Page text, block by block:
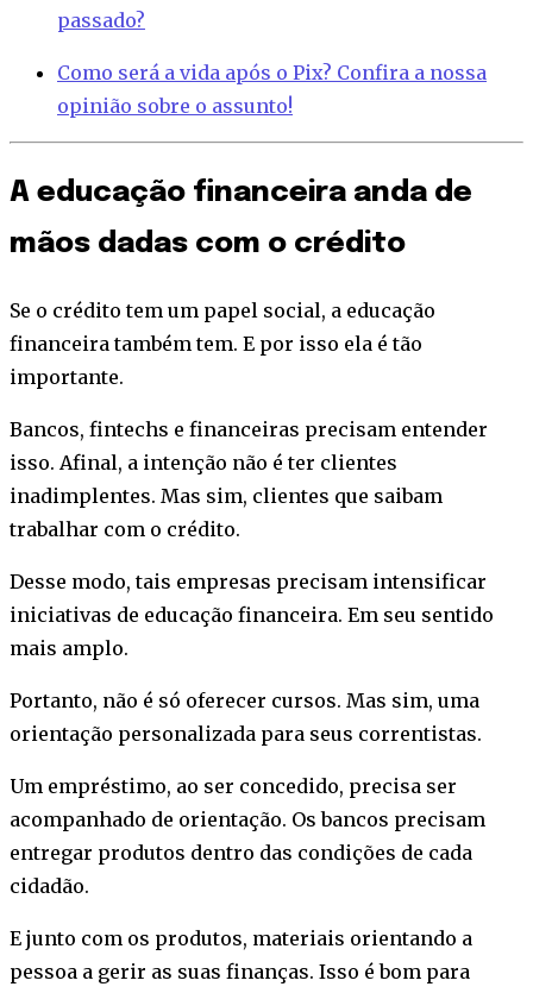
passado?
Como será a vida após o Pix? Confira a nossa
opinião sobre o assunto!
A educação financeira anda de
mãos dadas com o crédito
Se o crédito tem um papel social, a educação
financeira também tem. E por isso ela é tão
importante.
Bancos, fintechs e financeiras precisam entender
isso. Afinal, a intenção não é ter clientes
inadimplentes. Mas sim, clientes que saibam
trabalhar com o crédito.
Desse modo, tais empresas precisam intensificar
iniciativas de educação financeira. Em seu sentido
mais amplo.
Portanto, não é só oferecer cursos. Mas sim, uma
orientação personalizada para seus correntistas.
Um empréstimo, ao ser concedido, precisa ser
acompanhado de orientação. Os bancos precisam
entregar produtos dentro das condições de cada
cidadão.
E junto com os produtos, materiais orientando a
pessoa a gerir as suas finanças. Isso é bom para